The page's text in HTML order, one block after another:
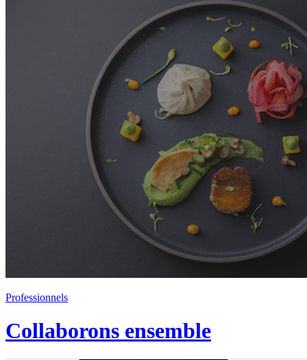
Professionnels
Collaborons ensemble